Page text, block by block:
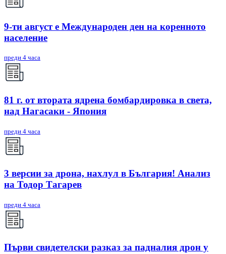
9-ти август е Международен ден на коренното
население
преди 4 часа
81 г. от втората ядрена бомбардировка в света,
над Нагасаки - Япония
преди 4 часа
3 версии за дрона, нахлул в България! Анализ
на Тодор Тагарев
преди 4 часа
Първи свидетелски разказ за падналия дрон у